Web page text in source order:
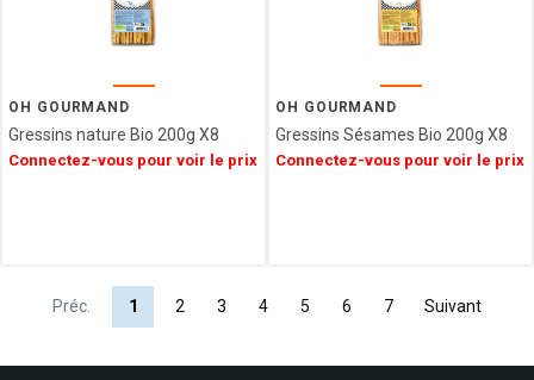
OH GOURMAND
Gressins nature Bio 200g X8
Connectez-vous pour voir le prix
OH GOURMAND
Gressins Sésames Bio 200g X8
Connectez-vous pour voir le prix
Préc. 1 2 3 4 5 6 7 Suivant